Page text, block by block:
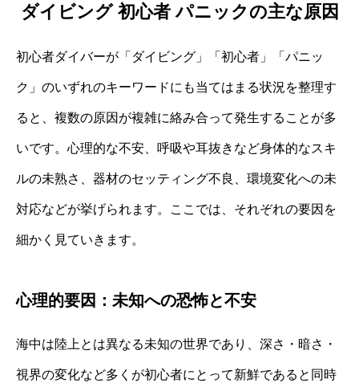
ダイビング 初心者 パニックの主な原因
初心者ダイバーが「ダイビング」「初心者」「パニッ
ク」のいずれのキーワードにも当てはまる状況を整理す
ると、複数の原因が複雑に絡み合って発生することが多
いです。心理的な不安、呼吸や耳抜きなど身体的なスキ
ルの未熟さ、器材のセッティング不良、環境変化への未
対応などが挙げられます。ここでは、それぞれの要因を
細かく見ていきます。
心理的要因：未知への恐怖と不安
海中は陸上とは異なる未知の世界であり、深さ・暗さ・
視界の変化など多くが初心者にとって新鮮であると同時